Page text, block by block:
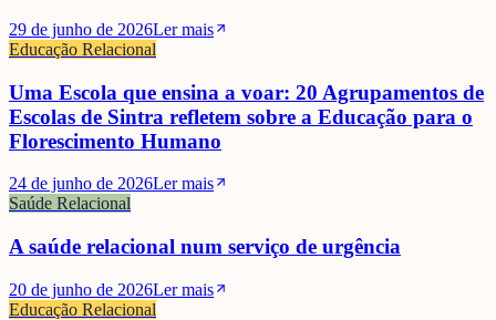
29 de junho de 2026Ler mais
Educação Relacional
Uma Escola que ensina a voar: 20 Agrupamentos de
Escolas de Sintra refletem sobre a Educação para o
Florescimento Humano
24 de junho de 2026Ler mais
Saúde Relacional
A saúde relacional num serviço de urgência
20 de junho de 2026Ler mais
Educação Relacional